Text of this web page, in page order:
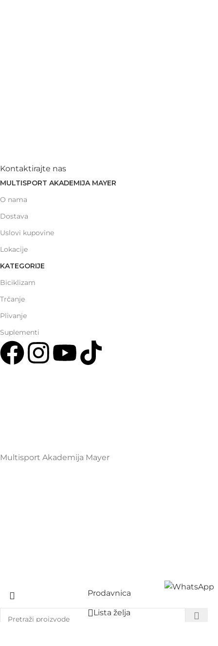
Kontaktirajte nas
MULTISPORT AKADEMIJA MAYER
O nama
Dostava
Uslovi kupovine
Lokacije
KATEGORIJE
Biciklizam
Trčanje
Plivanje
Suplementi
Multisport Akademija Mayer
Prodavnica
Lista želja